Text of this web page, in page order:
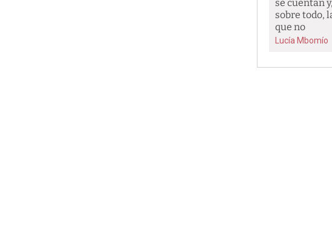
se cuentan y,
sobre todo,
que no
Lucía Mbomío